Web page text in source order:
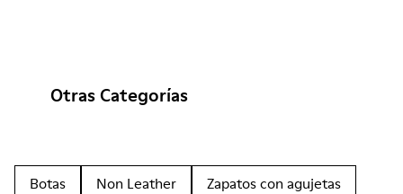
Otras Categorías
Botas Non Leather
Zapatos con agujetas